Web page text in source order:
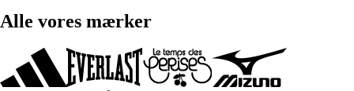
Alle vores mærker